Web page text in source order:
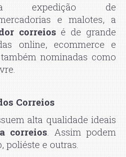
expedição de
e malotes, a
correios é de grande
online, ecommerce e
nominadas como
Correios
alta qualidade ideais
correios. Assim podem
poliéste e outras.